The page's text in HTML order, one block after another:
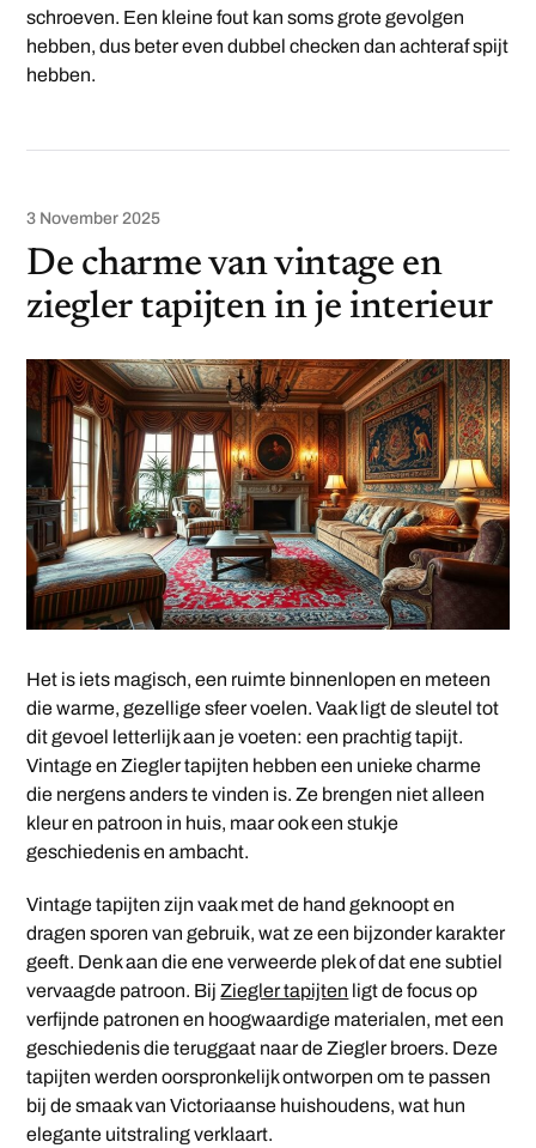
schroeven. Een kleine fout kan soms grote gevolgen
hebben, dus beter even dubbel checken dan achteraf spijt
hebben.
3 November 2025
De charme van vintage en
ziegler tapijten in je interieur
Het is iets magisch, een ruimte binnenlopen en meteen
die warme, gezellige sfeer voelen. Vaak ligt de sleutel tot
dit gevoel letterlijk aan je voeten: een prachtig tapijt.
Vintage en Ziegler tapijten hebben een unieke charme
die nergens anders te vinden is. Ze brengen niet alleen
kleur en patroon in huis, maar ook een stukje
geschiedenis en ambacht.
Vintage tapijten zijn vaak met de hand geknoopt en
dragen sporen van gebruik, wat ze een bijzonder karakter
geeft. Denk aan die ene verweerde plek of dat ene subtiel
vervaagde patroon. Bij Ziegler tapijten ligt de focus op
verfijnde patronen en hoogwaardige materialen, met een
geschiedenis die teruggaat naar de Ziegler broers. Deze
tapijten werden oorspronkelijk ontworpen om te passen
bij de smaak van Victoriaanse huishoudens, wat hun
elegante uitstraling verklaart.